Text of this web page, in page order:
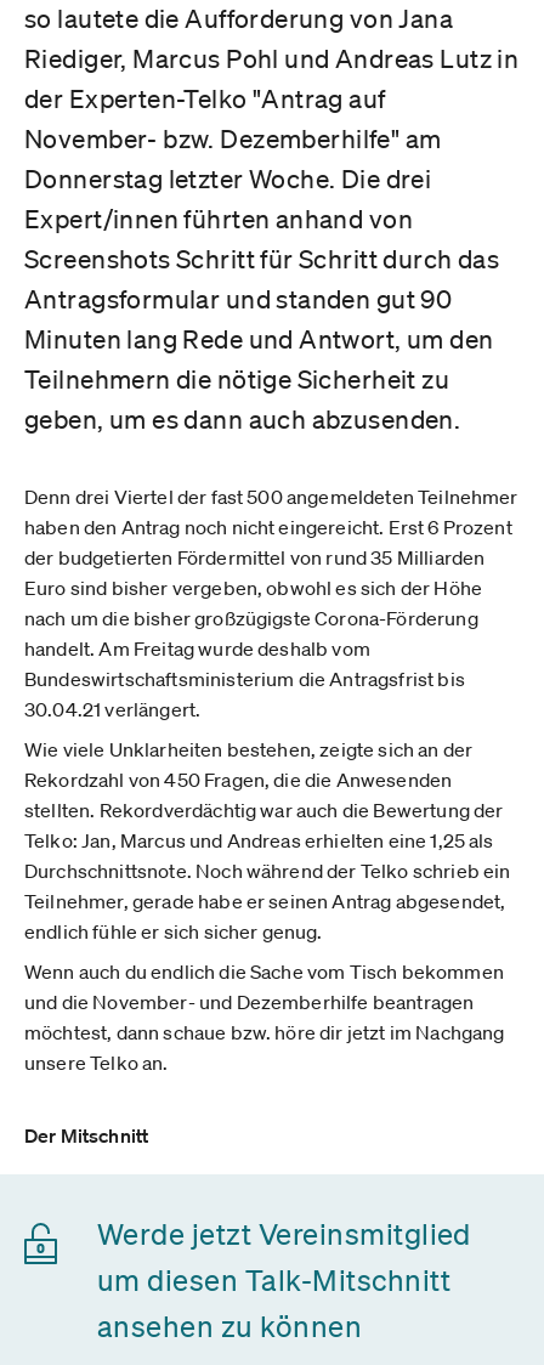
so lautete die Aufforderung von Jana
Riediger, Marcus Pohl und Andreas Lutz in
der Experten-Telko "Antrag auf
November- bzw. Dezemberhilfe" am
Donnerstag letzter Woche. Die drei
Expert/innen führten anhand von
Screenshots Schritt für Schritt durch das
Antragsformular und standen gut 90
Minuten lang Rede und Antwort, um den
Teilnehmern die nötige Sicherheit zu
geben, um es dann auch abzusenden.
Denn drei Viertel der fast 500 angemeldeten Teilnehmer
haben den Antrag noch nicht eingereicht. Erst 6 Prozent
der budgetierten Fördermittel von rund 35 Milliarden
Euro sind bisher vergeben, obwohl es sich der Höhe
nach um die bisher großzügigste Corona-Förderung
handelt. Am Freitag wurde deshalb vom
Bundeswirtschaftsministerium die Antragsfrist bis
30.04.21 verlängert.
Wie viele Unklarheiten bestehen, zeigte sich an der
Rekordzahl von 450 Fragen, die die Anwesenden
stellten. Rekordverdächtig war auch die Bewertung der
Telko: Jan, Marcus und Andreas erhielten eine 1,25 als
Durchschnittsnote. Noch während der Telko schrieb ein
Teilnehmer, gerade habe er seinen Antrag abgesendet,
endlich fühle er sich sicher genug.
Wenn auch du endlich die Sache vom Tisch bekommen
und die November- und Dezemberhilfe beantragen
möchtest, dann schaue bzw. höre dir jetzt im Nachgang
unsere Telko an.
Der Mitschnitt
Werde jetzt Vereinsmitglied
um diesen Talk-Mitschnitt
ansehen zu können